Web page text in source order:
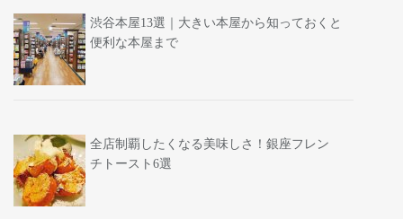
渋谷本屋13選｜大きい本屋から知っておくと
便利な本屋まで
全店制覇したくなる美味しさ！銀座フレン
チトースト6選